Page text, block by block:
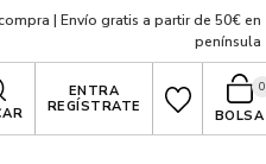
| Envío gratis a partir de 50€ en
península
ENTRA
REGÍSTRATE
BOLSA
0